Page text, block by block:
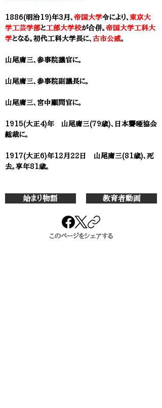
1886(明治19)年3月、 帝国大学令により、 東京大
学工芸学部と工部大学校が合併。 帝国大学工科大
学となる。初代工科大学長に、 古市公威。
山尾庸三、参事院議官に。
山尾庸三、参事院副議長に。
山尾庸三、宮中顧問官に。
1915(大正4)年 山尾庸三(79歳)、日本聾唖協会
総裁に。
1917(大正6)年12月22日 山尾庸三(81歳)、死
去。享年81歳。
始まり物語 教育者動画
このページをシェアする